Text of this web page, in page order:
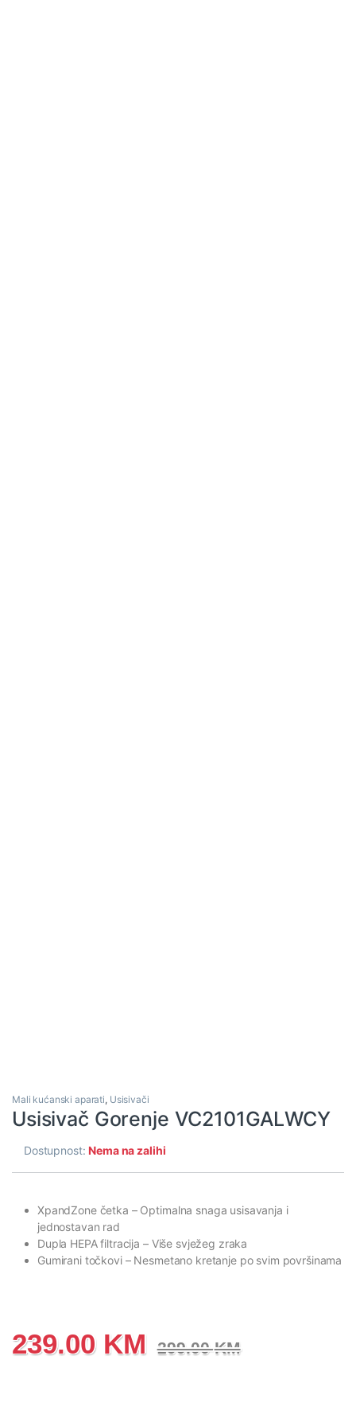
Mali kućanski aparati, Usisivači
Usisivač Gorenje VC2101GALWCY
Dostupnost:Nema na zalihi
XpandZone četka – Optimalna snaga usisavanja i
jednostavan rad
Dupla HEPA filtracija – Više svježeg zraka
Gumirani točkovi – Nesmetano kretanje po svim površinama
239.00 KM 299.00KM